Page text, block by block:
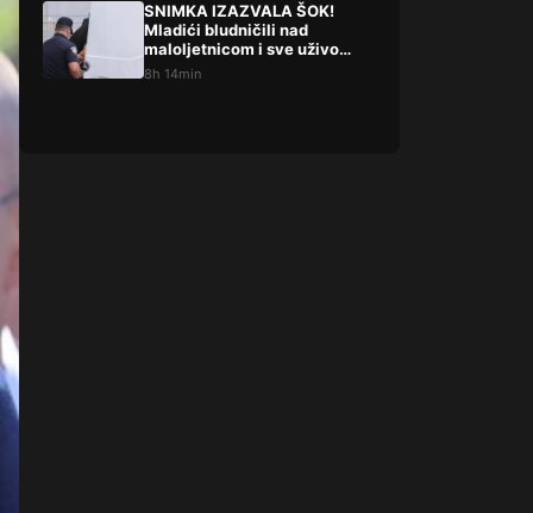
SNIMKA IZAZVALA ŠOK!
Mladići bludničili nad
maloljetnicom i sve uživo
objavili na netu: “Stari te
8h 14min